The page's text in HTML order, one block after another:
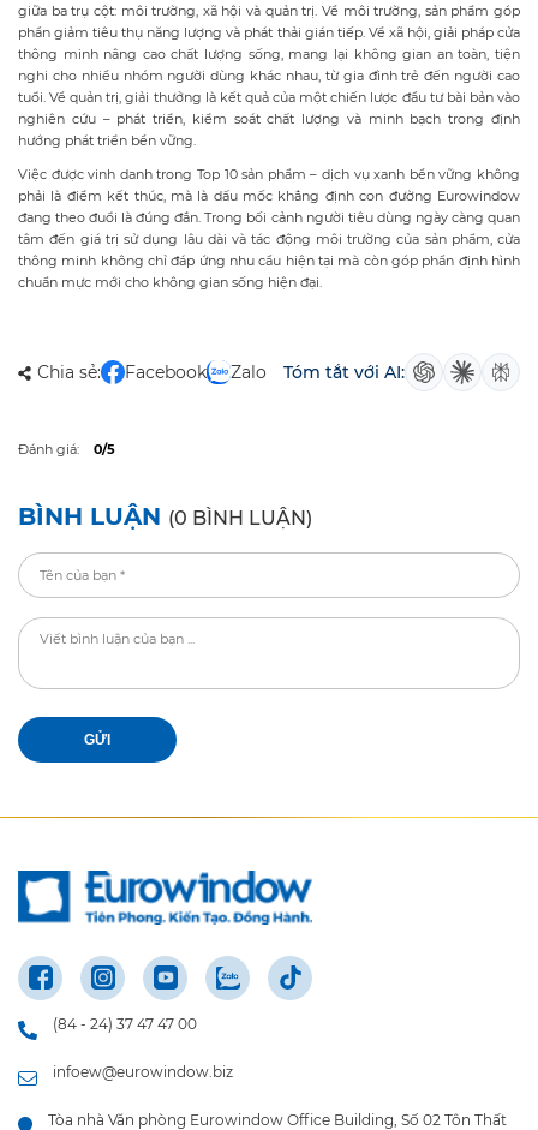
giữa ba trụ cột: môi trường, xã hội và quản trị. Về môi trường, sản phẩm góp
phần giảm tiêu thụ năng lượng và phát thải gián tiếp. Về xã hội, giải pháp cửa
thông minh nâng cao chất lượng sống, mang lại không gian an toàn, tiện
nghi cho nhiều nhóm người dùng khác nhau, từ gia đình trẻ đến người cao
tuổi. Về quản trị, giải thưởng là kết quả của một chiến lược đầu tư bài bản vào
nghiên cứu – phát triển, kiểm soát chất lượng và minh bạch trong định
hướng phát triển bền vững.
Việc được vinh danh trong Top 10 sản phẩm – dịch vụ xanh bền vững không
phải là điểm kết thúc, mà là dấu mốc khẳng định con đường Eurowindow
đang theo đuổi là đúng đắn. Trong bối cảnh người tiêu dùng ngày càng quan
tâm đến giá trị sử dụng lâu dài và tác động môi trường của sản phẩm, cửa
thông minh không chỉ đáp ứng nhu cầu hiện tại mà còn góp phần định hình
chuẩn mực mới cho không gian sống hiện đại.
Chia sẻ: Facebook Zalo Tóm tắt với AI:
Đánh giá: 0/5
BÌNH LUẬN (0 BÌNH LUẬN)
GỬI
(84 - 24) 37 47 47 00
infoew@eurowindow.biz
Tòa nhà Văn phòng Eurowindow Office Building, Số 02 Tôn Thất